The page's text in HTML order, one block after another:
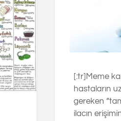
[:tr]Meme
hastaların
gereken
ilacın